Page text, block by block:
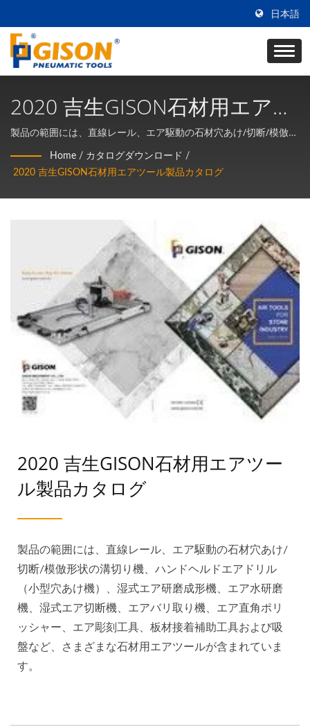
日本語
2020 吉生GISON石材用エアツ
ール製品カタログ
製品の範囲には、直線レール、エア駆動の石材穴あけ/切断/模倣形
状の溝切り機、ハンドヘルドエアドリル（小型穴あけ機）、湿式
エア研磨成形機、エア水研磨機、湿式エア切断機、エアバリ取り
よび吸盤など、さまざまな石材用エアツールが含まれています。
Home / カタログダウンロード /
2020 吉生GISON石材用エアツール製品カタログ
2020 吉生GISON石材用エアツー
ル製品カタログ
製品の範囲には、直線レール、エア駆動の石材穴あけ/
切断/模倣形状の溝切り機、ハンドヘルドエアドリル
（小型穴あけ機）、湿式エア研磨成形機、エア水研磨
機、湿式エア切断機、エアバリ取り機、エア直角ポリ
ッシャー、エア彫刻工具、板材接着補助工具および吸
盤など、さまざまな石材用エアツールが含まれていま
す。